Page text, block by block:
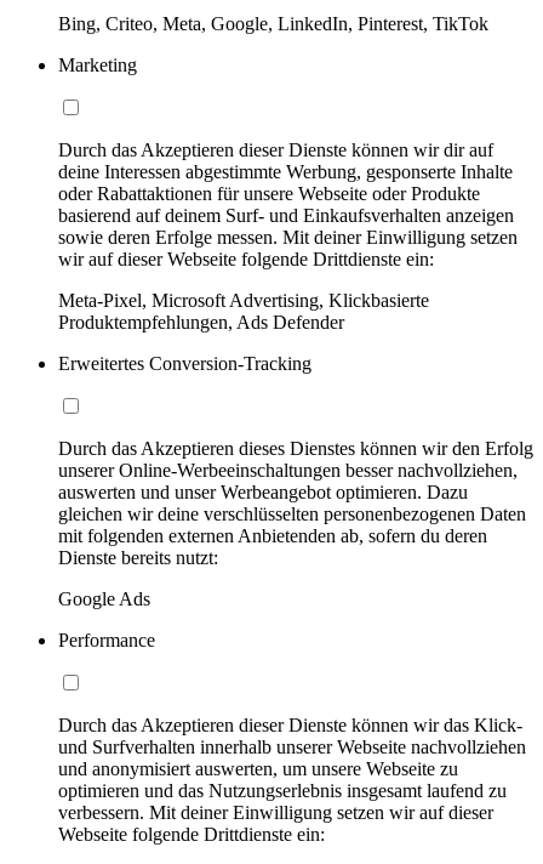
Bing, Criteo, Meta, Google, LinkedIn, Pinterest, TikTok
Marketing
Durch das Akzeptieren dieser Dienste können wir dir auf
deine Interessen abgestimmte Werbung, gesponserte Inhalte
oder Rabattaktionen für unsere Webseite oder Produkte
basierend auf deinem Surf- und Einkaufsverhalten anzeigen
sowie deren Erfolge messen. Mit deiner Einwilligung setzen
wir auf dieser Webseite folgende Drittdienste ein:
Meta-Pixel, Microsoft Advertising, Klickbasierte
Produktempfehlungen, Ads Defender
Erweitertes Conversion-Tracking
Durch das Akzeptieren dieses Dienstes können wir den Erfolg
unserer Online-Werbeeinschaltungen besser nachvollziehen,
auswerten und unser Werbeangebot optimieren. Dazu
gleichen wir deine verschlüsselten personenbezogenen Daten
mit folgenden externen Anbietenden ab, sofern du deren
Dienste bereits nutzt:
Google Ads
Performance
Durch das Akzeptieren dieser Dienste können wir das Klick-
und Surfverhalten innerhalb unserer Webseite nachvollziehen
und anonymisiert auswerten, um unsere Webseite zu
optimieren und das Nutzungserlebnis insgesamt laufend zu
verbessern. Mit deiner Einwilligung setzen wir auf dieser
Webseite folgende Drittdienste ein: